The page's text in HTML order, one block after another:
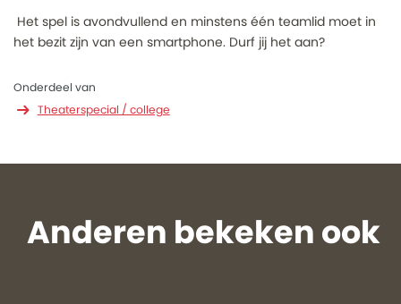
Het spel is avondvullend en minstens één teamlid moet in
het bezit zijn van een smartphone. Durf jij het aan?
Onderdeel van
Theaterspecial / college
Anderen bekeken ook